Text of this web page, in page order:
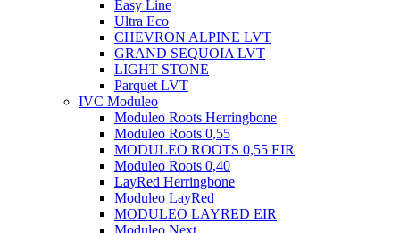
Easy Line
Ultra Eco
CHEVRON ALPINE LVT
GRAND SEQUOIA LVT
LIGHT STONE
Parquet LVT
IVC Moduleo
Moduleo Roots Herringbone
Moduleo Roots 0,55
MODULEO ROOTS 0,55 EIR
Moduleo Roots 0,40
LayRed Herringbone
Moduleo LayRed
MODULEO LAYRED EIR
Moduleo Next